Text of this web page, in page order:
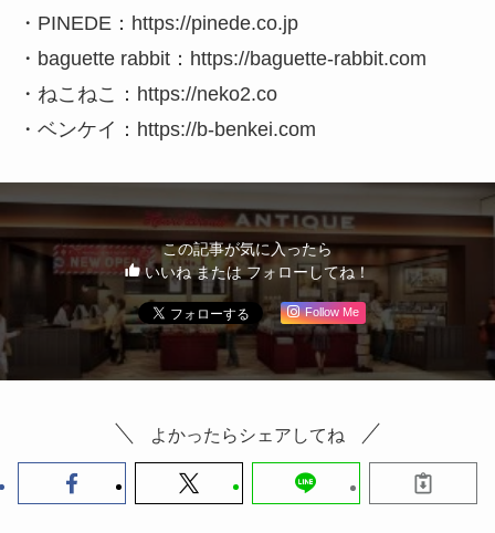
・PINEDE：https://pinede.co.jp
・baguette rabbit：https://baguette-rabbit.com
・ねこねこ：https://neko2.co
・ベンケイ：https://b-benkei.com
この記事が気に入ったら
いいね または フォローしてね！
Follow Me
よかったらシェアしてね